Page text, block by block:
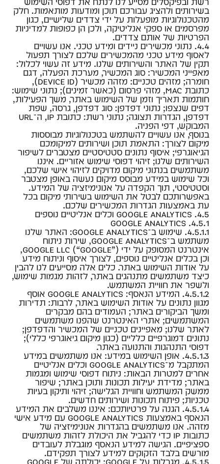
בשירותים ולהציג עבורכם תוכן ומודעות מותאמות. חלק
מהטכנולוגיות מופעלות על ידי צדדים שלישיים, כגון
מפרסמים או ספקי אנליטיקה, ולכן הן כפופות למדיניות
הפרטיות של אותם צדדים.
4.4. נתוני מכשירים ניידים ומידע טכני. אנו עשויים
לאסוף מידע טכני מהמכשירים שלכם לצורך תפעול
תקין של האתר והשירותים שלנו. מידע זה עשוי לכלול:
מאפייני המכשיר: סוג המכשיר, מערכת הפעלה, דגם
חומרה; מזהים טכניים: מזהה מכשיר (Device ID),
כתובת MAC, מזהי פרסום (כאשר זמינים); נתוני שימוש:
חותמות תאריך וזמן של השימוש באתר, משך הפעילות,
דפים שנצפו; נתוני דפדפן: סוג דפדפן, גרסה, שפת
דפדפן, הגדרות תצוגה; נתוני רשת: כתובת IP, ה־URL
המבוקש, דפי הפניה.
בנוסף, אנו עשויים להשתמש בטכנולוגיות מבוססות
מיקום לצורך: התאמת תוכן ושירותים למיקומכם
הגיאוגרפי; איסוף נתונים סטטיסטיים מצטברים לשיפור
השירותים שלנו; זיהוי דפוסי שימוש אזוריים. איננו
משתמשים בנתוני מיקום מדויקים לזיהוי אישי שלכם,
וכל שימוש במידע מבוסס מיקום נעשה באופן מצטבר
וסטטיסטי, תוך הקפדה על אנונימיזציה של המידע.
באפשרותכם לבטל את השימוש בשירותי מיקום בכל
עת באמצעות הגדרות המכשירים שלכם.
4.5. Google Analytics וכלים אנליטיים נוספים
4.5.1. Google Analytics
4.5.1.1. שימוש ב־Google Analytics: האתר שלנו
משתמש ב־Google Analytics, שירות ניתוח
אינטרנט המסופק על ידי Google LLC (“Google”),
וכן בכלים אנליטיים נוספים, לצורך איסוף וניתוח מידע
על אודות השימוש באתר. כלים אלה מסייעים לנו להבין
כיצד משתמשים מתנהגים באתר, לזהות מגמות שימוש,
ולשפר את חוויית המשתמש.
4.5.1.2. המידע הנאסף: Google Analytics אוסף
מגוון נתונים על אודות השימוש באתר, לרבות: תדירות
ומשך הביקורים באתר; העמודים בהם מבקרים
המשתמשים; אתרי האינטרנט שהפנו משתמשים
לאתר שלנו; מאפיינים טכניים של המכשיר והדפדפן;
נתונים דמוגרפיים כלליים (כגון מיקום גיאוגרפי כללי);
דפוסי התנהגות והתנועה באתר.
4.5.1.3. אופן השימוש במידע: אנו משתמשים במידע
המתקבל מ־Google Analytics וכלים אנליטיים
אחרים למטרות הבאות: ניתוח דפוסי שימוש ומגמות
באתר; מדידת יעילות תכונות ותוכן באתר; שיפור
ממשק המשתמש וחוויית הגלישה; זיהוי ותיקון בעיות
טכניות; פיתוח תכונות ושירותים חדשים.
4.5.1.4. הגנה על פרטיותכם: איננו משלבים את המידע
הנאסף באמצעות Google Analytics עם מידע אישי
מזהה. אנו משתמשים בהגדרות אנונימיזציה של
כתובות IP כדי להגביל את היכולת לזהות משתמשים
ספציפיים. הגישה למידע הנאסף מוגבלת לעובדים
מורשים בלבד הזקוקים למידע לצורך תפקידם.